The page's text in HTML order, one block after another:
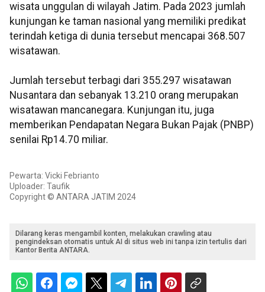
wisata unggulan di wilayah Jatim. Pada 2023 jumlah
kunjungan ke taman nasional yang memiliki predikat
terindah ketiga di dunia tersebut mencapai 368.507
wisatawan.
Jumlah tersebut terbagi dari 355.297 wisatawan
Nusantara dan sebanyak 13.210 orang merupakan
wisatawan mancanegara. Kunjungan itu, juga
memberikan Pendapatan Negara Bukan Pajak (PNBP)
senilai Rp14.70 miliar.
Pewarta: Vicki Febrianto
Uploader: Taufik
Copyright © ANTARA JATIM 2024
Dilarang keras mengambil konten, melakukan crawling atau
pengindeksan otomatis untuk AI di situs web ini tanpa izin tertulis dari
Kantor Berita ANTARA.